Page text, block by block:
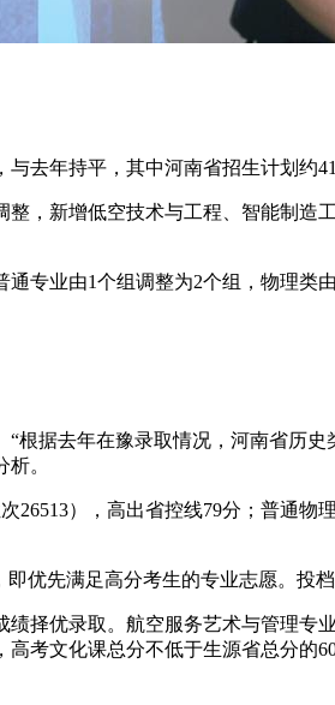
去年持平，其中河南省招生计划约
整，新增低空技术与工程、智能制
专业由1个组调整为2个组，物理
根据去年在豫录取情况，河南省历
。
），高出省控线79分；普通物
优先满足高分考生的专业志愿。投
择优录取。航空服务艺术与管理
考文化课总分不低于生源省总分的